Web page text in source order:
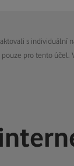
s
pouze pro tento účel.